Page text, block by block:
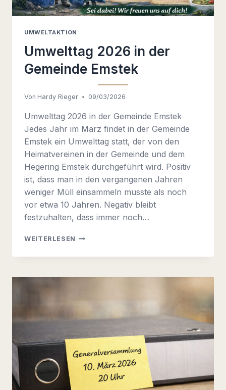
UMWELTAKTION
Umwelttag 2026 in der
Gemeinde Emstek
Von Hardy Rieger 09/03/2026
Umwelttag 2026 in der Gemeinde Emstek
Jedes Jahr im März findet in der Gemeinde
Emstek ein Umwelttag statt, der von den
Heimatvereinen in der Gemeinde und dem
Hegering Emstek durchgeführt wird. Positiv
ist, dass man in den vergangenen Jahren
weniger Müll einsammeln musste als noch
vor etwa 10 Jahren. Negativ bleibt
festzuhalten, dass immer noch…
WEITERLESEN UMWELTTAG
IN
GEMEINDE